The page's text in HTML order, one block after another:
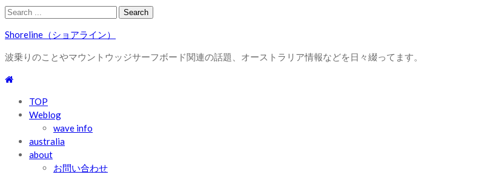
Skip
navigation
Skip
content
Search
Shoreline（ショアライン）
波乗りのことやマウントウッジサーフボード関連の話題、オーストラリア情報などを日々綴ってます。
TOP
Weblog
wave info
australia
about
お問い合わせ